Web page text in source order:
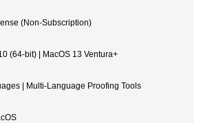
(Non-Subscription)
(64-bit) | MacOS 13 Ventura+
| Multi-Language Proofing Tools